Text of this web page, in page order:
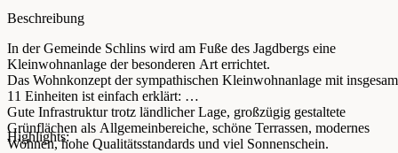
Beschreibung
In der Gemeinde Schlins wird am Fuße des Jagdbergs eine
Kleinwohnanlage der besonderen Art errichtet.
Das Wohnkonzept der sympathischen Kleinwohnanlage mit
11 Einheiten ist einfach erklärt:
Gute Infrastruktur trotz ländlicher Lage, großzügig gestaltete
Grünflächen als Allgemeinbereiche, schöne Terrassen, modernes
Wohnen, hohe Qualitätsstandards und viel Sonnenschein.
Highlights: